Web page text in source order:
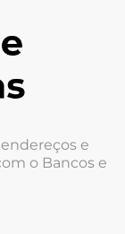
e
o Bancos e